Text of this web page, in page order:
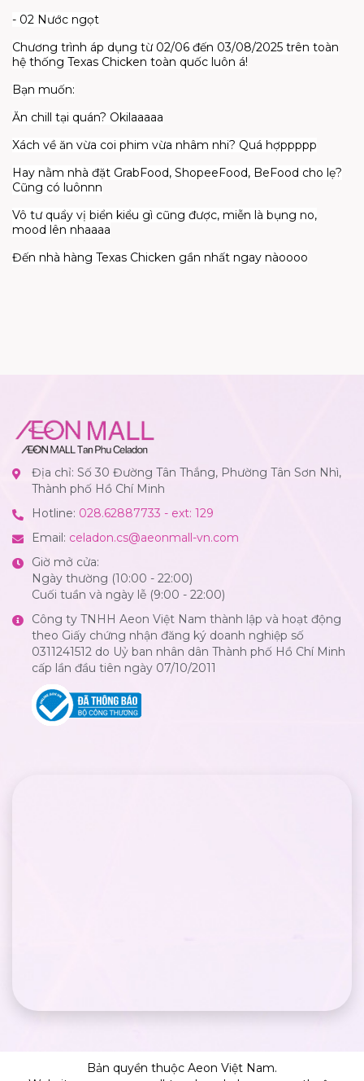
- 02 Nước ngọt
Chương trình áp dụng từ 02/06 đến 03/08/2025 trên toàn
hệ thống Texas Chicken toàn quốc luôn á!
Bạn muốn:
Ăn chill tại quán? Okilaaaaa
Xách về ăn vừa coi phim vừa nhâm nhi? Quá hợppppp
Hay nằm nhà đặt GrabFood, ShopeeFood, BeFood cho lẹ?
Cũng có luônnn
Vô tư quẩy vị biển kiểu gì cũng được, miễn là bụng no,
mood lên nhaaaa
Đến nhà hàng Texas Chicken gần nhất ngay nàoooo
Địa chỉ: Số 30 Đường Tân Thắng, Phường Tân Sơn Nhì,
Thành phố Hồ Chí Minh
Hotline: 028.62887733 - ext: 129
Email: celadon.cs@aeonmall-vn.com
Giờ mở cửa:
Ngày thường (10:00 - 22:00)
Cuối tuần và ngày lễ (9:00 - 22:00)
Công ty TNHH Aeon Việt Nam thành lập và hoạt động
theo Giấy chứng nhận đăng ký doanh nghiệp số
0311241512 do Uỷ ban nhân dân Thành phố Hồ Chí Minh
cấp lần đầu tiên ngày 07/10/2011
Bản quyền thuộc Aeon Việt Nam.